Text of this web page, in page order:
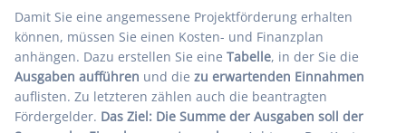
Damit Sie eine angemessene Projektförderung erhalten
können, müssen Sie einen Kosten- und Finanzplan
anhängen. Dazu erstellen Sie eine Tabelle, in der Sie die
Ausgaben aufführen und die zu erwartenden Einnahmen
auflisten. Zu letzteren zählen auch die beantragten
Fördergelder. Das Ziel: Die Summe der Ausgaben soll der